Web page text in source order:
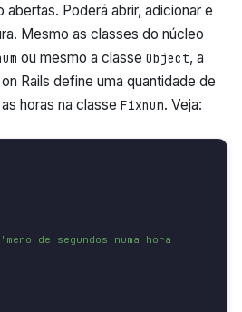
Poderá abrir, adicionar e
Mesmo as classes do núcleo
ou mesmo a classe Object, a
Rails define uma quantidade de
horas na classe Fixnum. Veja:
de segundos numa hora